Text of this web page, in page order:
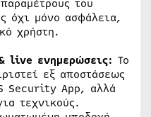
του
όχι μόνο ασφάλεια,
χρήστη.
live ενημερώσεις: Το
εξ αποστάσεως
Security App, αλλά
τεχνικούς.